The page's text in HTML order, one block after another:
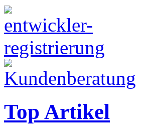
Top Artikel